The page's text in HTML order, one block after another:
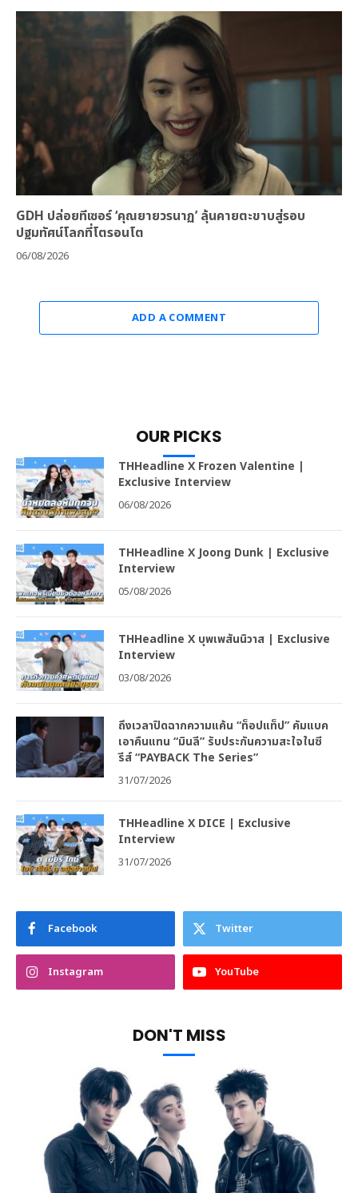
GDH ปล่อยทีเซอร์ ‘คุณยายวรนาฏ’ ลุ้นคายตะขาบสู่รอบ
ปฐมทัศน์โลกที่โตรอนโต
06/08/2026
ADD A COMMENT
OUR PICKS
THHeadline X Frozen Valentine |
Exclusive Interview
06/08/2026
THHeadline X Joong Dunk | Exclusive
Interview
05/08/2026
THHeadline X บุพเพสันนิวาส | Exclusive
Interview
03/08/2026
ถึงเวลาปิดฉากความแค้น “ท็อปแท็ป” คัมแบค
เอาคืนแทน “มินลี” รับประกันความสะใจในซี
รีส์ “PAYBACK The Series”
31/07/2026
THHeadline X DICE | Exclusive
Interview
31/07/2026
Facebook Twitter
Instagram YouTube
DON'T MISS